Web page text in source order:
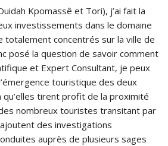
Kpomassê et Tori), j’ai fait la
investissements dans le domaine
concentrés sur la ville de
posé la question de savoir comment
et Expert Consultant, je peux
touristique des deux
tirent profit de la proximité
nombreux touristes transitant par
des investigations
auprès de plusieurs sages